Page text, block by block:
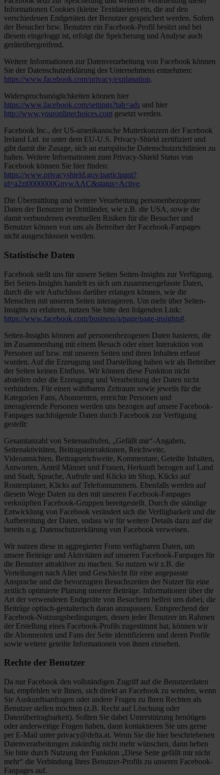
Informationen Cookies (kleine Textdateien) ein, die auf den
verschiedenen Endgeräten der Benutzer gespeichert werden. Sofern
der Besucher bzw. Benutzer ein Facebook-Profil besitzt und bei
diesem eingeloggt ist, erfolgt die Speicherung und Analyse auch
geräteübergreifend.
Weitere Informationen zur Datenverarbeitung von Facebook können
Sie der Datenschutzerklärung des Unternehmens entnehmen:
https://www.facebook.com/privacy/explanation.
Widerspruchsmöglichkeiten können hier
https://www.facebook.com/settings?tab=ads und hier
http://www.youronlinechoices.com gesetzt werden.
Facebook Inc., der US-amerikanische Mutterkonzern der Facebook
Ireland Ltd. ist unter dem EU-U.S. Privacy-Shield zertifiziert und
gibt damit die Zusage, sich an europäische Datenschutzrichtlinien zu
halten. Weitere Informationen zum Privacy-Shield Status von
Facebook können Sie hier finden:
https://www.privacyshield.gov/participant?
id=a2zt0000000GnywAAC&status=Active.
Die Übermittlung und weitere Verarbeitung personenbezogener
Daten der Benutzer in Drittländer, wie z.B. die USA, sowie die
damit verbundenen eventuellen Risiken für die Besucher und
Benutzer können von uns als Betreiber der Facebook-Fanpages
nicht ausgeschlossen werden.
Statistische Daten
Facebook stellt uns für unsere Seiten Seiten-Insights zur Verfügung.
Bei Seiten-Insights handelt es sich um zusammengefasste Daten,
durch die wir Aufschluss darüber erlangen können, wie die
Menschen mit unseren Seiten interagieren. Um mehr über Seiten-
Insights zu erfahren, nutzen Sie bitte den folgenden Link:
https://www.facebook.com/business/a/page/page-insights#.
Seiten-Insights können auf personenbezogenen Daten basieren, die
im Zusammenhang mit einem Besuch oder einer Interaktion von
Personen auf bzw. mit unseren Seiten und ihren Inhalten erfasst
wurden. Auf die Erzeugung und Darstellung haben wir als Betreiber
der Seiten keinen Einfluss. Wir können diese Funktion nicht
abstellen oder die Erzeugung und Verarbeitung der Daten nicht
verhindern. Für einen wählbaren Zeitraum sowie jeweils für die
Kategorien Fans, Abonnenten, erreichte Personen und
interagierende Personen werden uns bezogen auf unsere Facebook-
Fanpages nachfolgende Daten durch Facebook zur Verfügung
gestellt:
Gesamtanzahl von Seitenaufrufen, „Gefällt mir“-Angaben,
Seitenaktivitäten, Beitragsinteraktionen, Reichweite,
Videoansichten, Beitragsreichweite, Kommentare, Geteilte Inhalten,
Antworten, Anteil Männer und Frauen, Herkunft bezogen auf Land
und Stadt, Sprache, Aufrufe und Klicks im Shop, Klicks auf
Routenplaner, Klicks auf Telefonnummern. Ebenfalls werden auf
diesem Wege Daten zu den mit unseren Facebook-Fanpages
verknüpften Facebook-Gruppen bereitgestellt. Durch die ständige
Entwicklung von Facebook verändert sich die Verfügbarkeit und die
Aufbereitung der Daten, sodass wir für weitere Details dazu auf die
bereits o.g. Datenschutzerklärung von Facebook verweisen.
Wir nutzen diese in aggregierter Form verfügbaren Daten, um
unsere Beiträge und Aktivitäten auf unseren Facebook-Fanpages für
die Benutzer attraktiver zu machen. So nutzen wir z.B. die
Verteilungen nach Alter und Geschlecht für eine angepasste
Ansprache und die bevorzugten Besuchszeiten der Nutzer für eine
zeitlich optimierte Planung unserer Beiträge. Informationen über die
Art der verwendeten Endgeräte von Besuchern helfen uns dabei, die
Beiträge optisch-gestalterisch daran anzupassen. Entsprechend der
Facebook-Nutzungsbedingungen, denen jeder Benutzer im Rahmen
der Erstellung eines Facebook-Profils zugestimmt hat, können wir
die Abonnenten und Fans der Seite identifizieren und deren Profile
sowie weitere geteilte Informationen von ihnen einsehen.
Rechte der Benutzer
Da nur Facebook den vollständigen Zugriff auf die Benutzerdaten
hat, empfehlen wir Ihnen, sich direkt an Facebook zu wenden, wenn
Sie Auskunftsanfragen oder andere Fragen zu Ihren Rechten als
Benutzer stellen möchten (z.B. Recht auf Löschung oder
Datenübertragbarkeit). Sollten Sie dabei Unterstützung benötigen
oder anderweitige Fragen haben, dann kontaktieren Sie uns gerne
per E-Mail unter privacy@delta.at. Wenn Sie die hier beschriebenen
Datenverarbeitungen zukünftig nicht mehr wünschen, dann heben
Sie bitte durch Nutzung der Funktion „Diese Seite gefällt mir nicht
mehr“ die Verbindung Ihres Benutzer-Profils zu unseren Facebook-
Fanpages auf.